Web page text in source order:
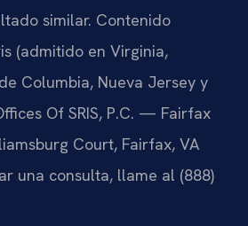
similar. Contenido
(admitido en Virginia,
Columbia, Nueva Jersey y
Of SRIS, P.C. — Fairfax
Court, Fairfax, VA
una consulta, llame al (888)